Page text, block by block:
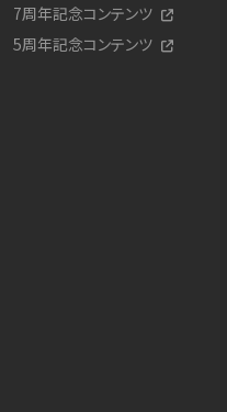
7周年記念コンテンツ
5周年記念コンテンツ